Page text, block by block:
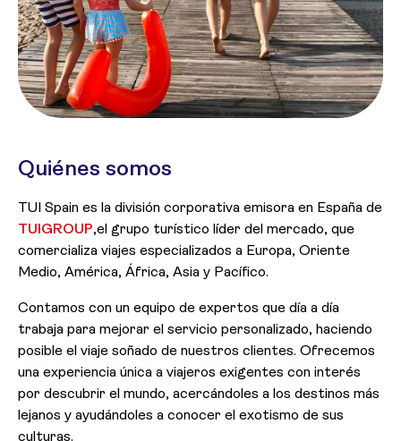
Quiénes somos
TUI Spain es la división corporativa emisora en España de
TUIGROUP,el grupo turístico líder del mercado, que
comercializa viajes especializados a Europa, Oriente
Medio, América, África, Asia y Pacífico.
Contamos con un equipo de expertos que día a día
trabaja para mejorar el servicio personalizado, haciendo
posible el viaje soñado de nuestros clientes. Ofrecemos
una experiencia única a viajeros exigentes con interés
por descubrir el mundo, acercándoles a los destinos más
lejanos y ayudándoles a conocer el exotismo de sus
culturas.